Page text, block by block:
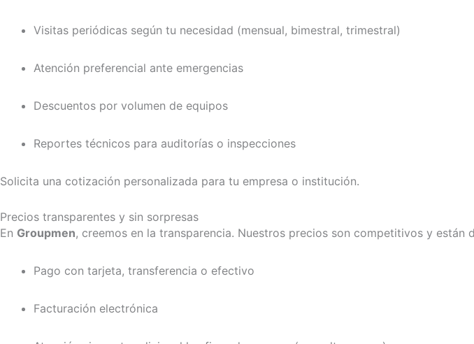
Visitas periódicas según tu necesidad (mensual, bimestral, trimestral)
Atención preferencial ante emergencias
Descuentos por volumen de equipos
Reportes técnicos para auditorías o inspecciones
Solicita una cotización personalizada para tu empresa o institución.
Precios transparentes y sin sorpresas
En Groupmen, creemos en la transparencia. Nuestros precios son competitivos y están
Pago con tarjeta, transferencia o efectivo
Facturación electrónica